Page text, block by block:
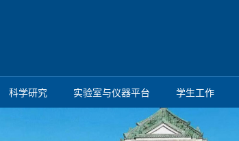
科学研究 实验室与仪器平台 学生工作